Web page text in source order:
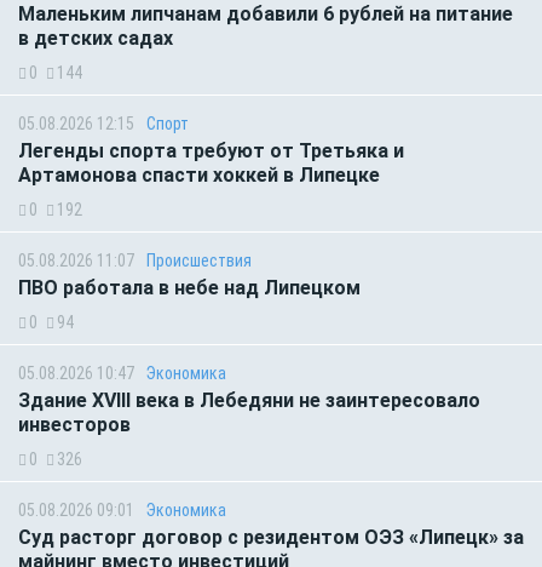
Маленьким липчанам добавили 6 рублей на питание
в детских садах
0 144
05.08.2026 12:15 Спорт
Легенды спорта требуют от Третьяка и
Артамонова спасти хоккей в Липецке
0 192
05.08.2026 11:07 Происшествия
ПВО работала в небе над Липецком
0 94
05.08.2026 10:47 Экономика
Здание XVIII века в Лебедяни не заинтересовало
инвесторов
0 326
05.08.2026 09:01 Экономика
Суд расторг договор с резидентом ОЭЗ «Липецк» за
майнинг вместо инвестиций